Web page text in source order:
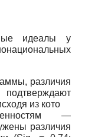
идеалы у
различия
из кото­
—
различия